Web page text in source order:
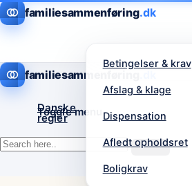
familiesammenføring
Toggle menu
familiesammenføring
Danske
regler
Betingelser & krav
Afslag & klage
Dispensation
Afledt opholdsret
Boligkrav